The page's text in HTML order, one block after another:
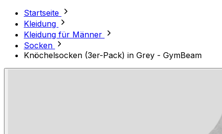
Startseite
Kleidung
Kleidung für Männer
Socken
Knöchelsocken (3er-Pack) in Grey - GymBeam